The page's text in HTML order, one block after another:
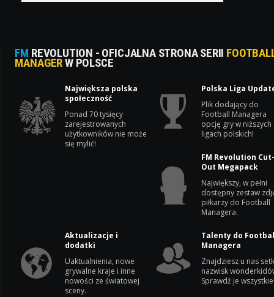
FM REVOLUTION - OFICJALNA STRONA SERII
MANAGERW POLSCE
Największa polska
społeczność
Ponad 70 tysięcy
zarejestrowanych
użytkowników nie może
się mylić!
Polska Liga
Plik dodający do
Football Managera
opcję gry w niższych
ligach polskich!
FM Revolution
Out Megapack
Największy, w pełni
dostępny zestaw
piłkarzy do Football
Managera.
Aktualizacje i
dodatki
Uaktualnienia, nowe
grywalne kraje i inne
nowości ze światowej
sceny.
Talenty do
Managera
Znajdziesz u nas
nazwisk
Sprawdź je